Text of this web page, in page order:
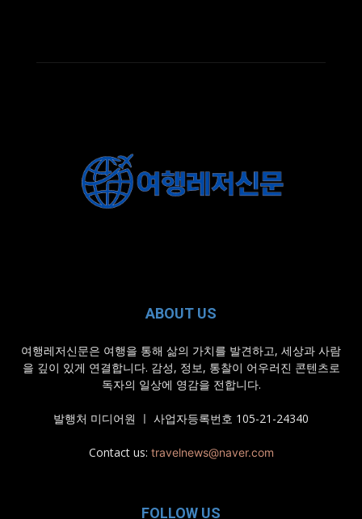
ABOUT US
여행레저신문은 여행을 통해 삶의 가치를 발견하고, 세상과 사람
을 깊이 있게 연결합니다. 감성, 정보, 통찰이 어우러진 콘텐츠로
독자의 일상에 영감을 전합니다.
발행처 미디어원 ㅣ 사업자등록번호 105-21-24340
Contact us: travelnews@naver.com
FOLLOW US